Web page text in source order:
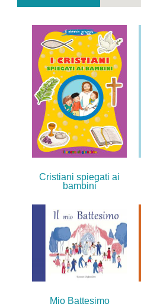
Cristiani spiegati ai
bambini
Mio Battesimo